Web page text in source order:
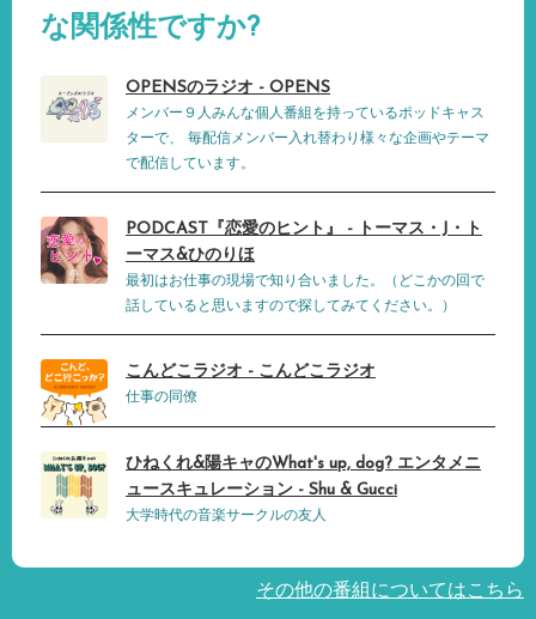
な関係性ですか?
OPENSのラジオ - OPENS
メンバー９人みんな個人番組を持っているポッドキャス
ターで、 毎配信メンバー入れ替わり様々な企画やテーマ
で配信しています。
PODCAST『恋愛のヒント』 - トーマス・J・ト
ーマス&ひのりほ
最初はお仕事の現場で知り合いました。（どこかの回で
話していると思いますので探してみてください。）
こんどこラジオ - こんどこラジオ
仕事の同僚
ひねくれ&陽キャのWhat's up, dog? エンタメニ
ュースキュレーション - Shu & Gucci
大学時代の音楽サークルの友人
その他の番組についてはこちら